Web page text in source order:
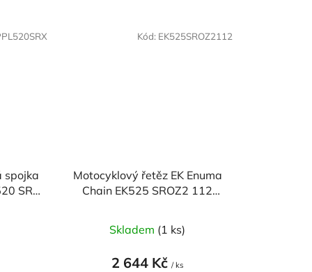
spojka
SRX
Motocyklový řetěz EK Enuma
Chain EK525 SROZ2 112
Skladem (1 ks)
2 644 Kč / ks
Kód: EK525SROZ2112